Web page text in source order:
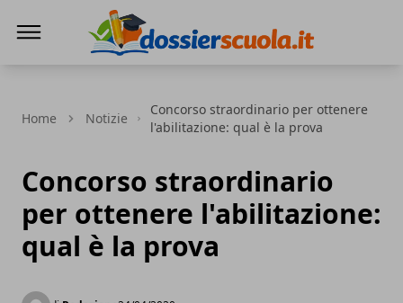
Home Notizie
Concorso straordinario per ottenere
l'abilitazione: qual è la prova
Concorso straordinario
per ottenere l'abilitazione:
qual è la prova